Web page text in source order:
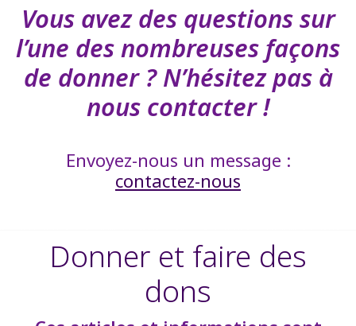
Vous avez des questions sur
l’une des nombreuses façons
de donner ? N’hésitez pas à
nous contacter !
Envoyez-nous un message :
contactez-nous
Donner et faire des
dons